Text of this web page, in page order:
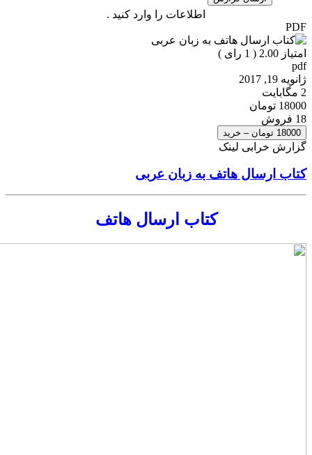
اطلاعات را وارد کنید .
PDF
امتیاز 2.00 ( 1 رای )
pdf
ژانویه 19, 2017
2 مگابایت
18000 تومان
18 فروش
18000 تومان – خرید
گزارش خرابی لینک
کتاب ارسال هاتف به زبان عربی
کتاب ارسال هاتف